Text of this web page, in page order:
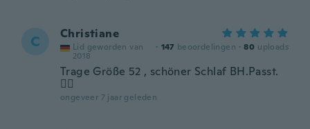
C Christiane
Lid geworden van
2018
· 147 beoordelingen · 80 uploads
Trage Größe 52 , schöner Schlaf BH.Passt.
👍🏻
ongeveer 7 jaar geleden